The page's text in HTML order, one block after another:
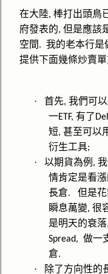
在大陸, 棒打出頭鳥
府發表的, 但是應該
空間. 我的老本行是
提供下面幾條炒賣
· 首先, 我們可
一ETF, 有了
短, 甚至可以
衍生工具;
· 以期貨為例 ,
情肯定是看漲
長倉. 但是
瞬息萬變, 很
是明天的衰落,
Spread, 做一
倉.
· 除了方向性的